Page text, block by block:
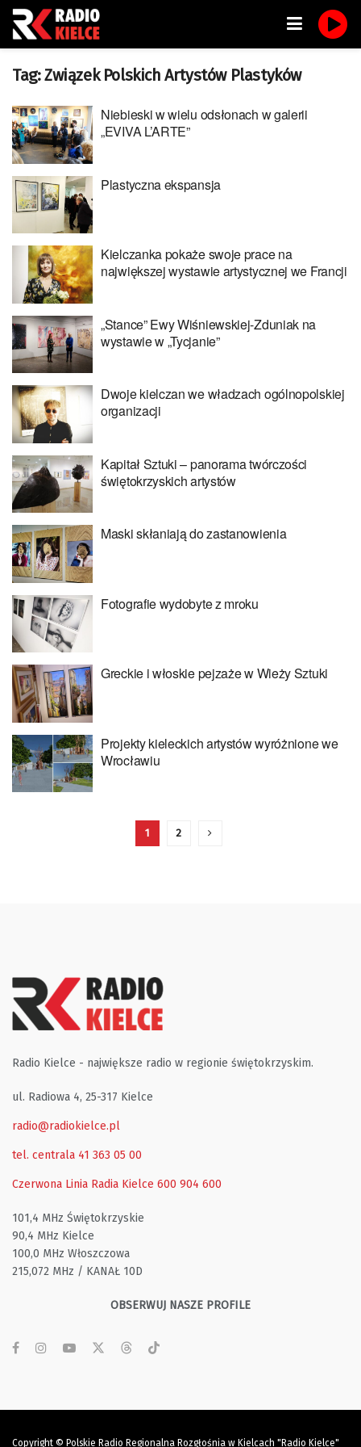
Tag:Związek Polskich Artystów Plastyków
Niebieski w wielu odsłonach w galerii
„EVIVA L’ARTE”
Plastyczna ekspansja
Kielczanka pokaże swoje prace na
największej wystawie artystycznej we Francji
„Stance” Ewy Wiśniewskiej-Zduniak na
wystawie w „Tycjanie”
Dwoje kielczan we władzach ogólnopolskiej
organizacji
Kapitał Sztuki – panorama twórczości
świętokrzyskich artystów
Maski skłaniają do zastanowienia
Fotografie wydobyte z mroku
Greckie i włoskie pejzaże w Wieży Sztuki
Projekty kieleckich artystów wyróżnione we
Wrocławiu
1 2
Radio Kielce - największe radio w regionie świętokrzyskim.
ul. Radiowa 4, 25-317 Kielce
radio@radiokielce.pl
tel. centrala 41 363 05 00
Czerwona Linia Radia Kielce 600 904 600
101,4 MHz Świętokrzyskie
90,4 MHz Kielce
100,0 MHz Włoszczowa
215,072 MHz / KANAŁ 10D
OBSERWUJ NASZE PROFILE
Copyright © Polskie Radio Regionalna Rozgłośnia w Kielcach "Radio Kielce"